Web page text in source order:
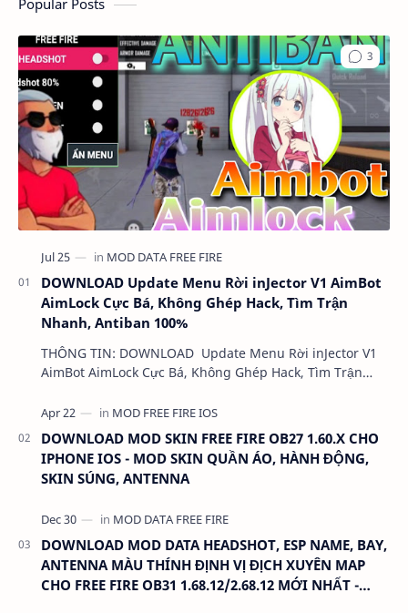
Popular Posts
DOWNLOAD Update Menu Rời inJector V1 AimBot
AimLock Cực Bá, Không Ghép Hack, Tìm Trận
Nhanh, Antiban 100%
THÔNG TIN: DOWNLOAD Update Menu Rời inJector V1
AimBot AimLock Cực Bá, Không Ghép Hack, Tìm Trận
DOWNLOAD MOD SKIN FREE FIRE OB27 1.60.X CHO
IPHONE IOS - MOD SKIN QUẦN ÁO, HÀNH ĐỘNG,
SKIN SÚNG, ANTENNA
DOWNLOAD MOD DATA HEADSHOT, ESP NAME, BAY,
ANTENNA MÀU THÍNH ĐỊNH VỊ ĐỊCH XUYÊN MAP
CHO FREE FIRE OB31 1.68.12/2.68.12 MỚI NHẤT -